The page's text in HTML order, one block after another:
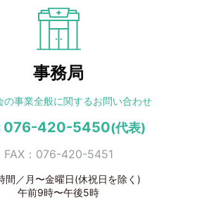
事務局
の事業全般に関するお問い合わせ
076-420-5450(代表)
FAX：076-420-5451
間／月〜金曜日(休祝日を除く)
午前9時〜午後5時